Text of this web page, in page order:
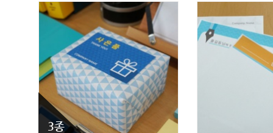
3종